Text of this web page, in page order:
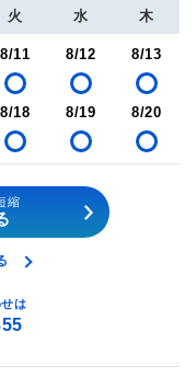
火 水 木
8/11 8/12 8/13
8/18 8/19 8/20
縮
は